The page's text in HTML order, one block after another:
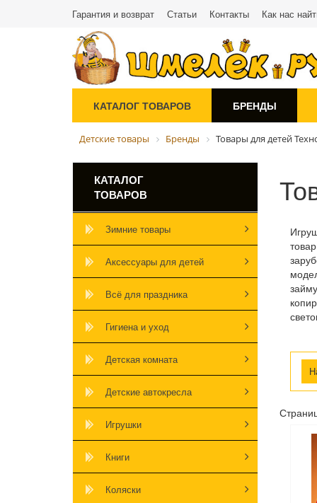
Гарантия и возврат Статьи Контакты Как нас
КАТАЛОГ ТОВАРОВ БРЕНДЫ
Детские товары Бренды Товары для детей
КАТАЛОГ
ТОВАРОВ
Зимние товары
Аксессуары для детей
Всё для праздника
Гигиена и уход
Детская комната
Детские автокресла
Игрушки
Книги
Коляски